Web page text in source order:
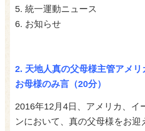
5. 統一運動ニュース
6. お知らせ
2. 天地人真の父母様主管アメ
お母様のみ言（20分）
2016年12月4日、アメリカ、イ
ンにおいて、真の父母様をお迎